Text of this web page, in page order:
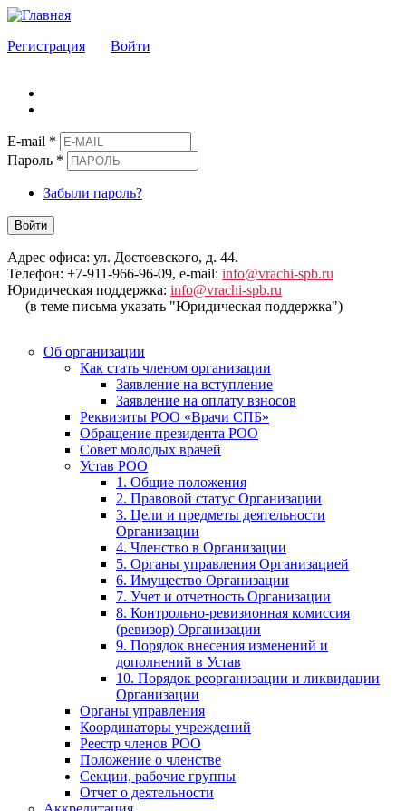
Регистрация Войти
E-mail *
Пароль *
Забыли пароль?
Войти
Адрес офиса: ул. Достоевского, д. 44.
Телефон: +7-911-966-96-09, e-mail: info@vrachi-spb.ru
Юридическая поддержка: info@vrachi-spb.ru
(в теме письма указать "Юридическая поддержка")
Об организации
Как стать членом организации
Заявление на вступление
Заявление на оплату взносов
Реквизиты РОО «Врачи СПБ»
Обращение президента РОО
Совет молодых врачей
Устав РОО
1. Общие положения
2. Правовой статус Организации
3. Цели и предметы деятельности
Организации
4. Членство в Организации
5. Органы управления Организацией
6. Имущество Организации
7. Учет и отчетность Организации
8. Контрольно-ревизионная комиссия
(ревизор) Организации
9. Порядок внесения изменений и
дополнений в Устав
10. Порядок реорганизации и ликвидации
Организации
Органы управления
Координаторы учреждений
Реестр членов РОО
Положение о членстве
Секции, рабочие группы
Отчет о деятельности